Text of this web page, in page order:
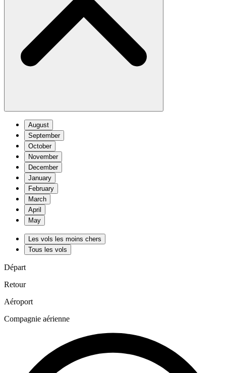
August
September
October
November
December
January
February
March
April
May
Les vols les moins chers
Tous les vols
Départ
Retour
Aéroport
Compagnie aérienne